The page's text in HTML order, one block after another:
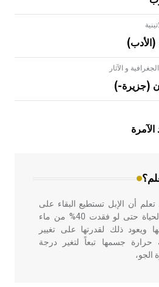
(الأدب)
و الآثار
(جزيرة-)
الآمرة
أن الأبلق نوع من الفنون
التي ارتبطت بالعمارة الإسلامية
الشام ومصر خاصة، حيث يحرص
أن الإبل تستطيع البقاء على
قيد الحياة حتى لو فقدت 40% من ماء
ويعود ذلك لقدرتها على تغيير
حرارة جسمها تبعاً لتغير درجة
الجو،